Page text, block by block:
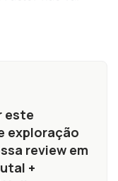
este
exploração
review em
+